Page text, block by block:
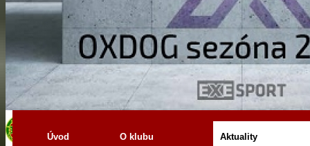
Úvod O klubu Aktuality